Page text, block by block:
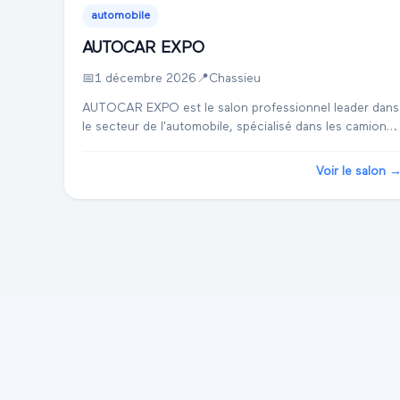
automobile
AUTOCAR EXPO
📅 1 décembre 2026 📍Chassieu
AUTOCAR EXPO est le salon professionnel leader dans
le secteur de l'automobile, spécialisé dans les camions
Voir le salon